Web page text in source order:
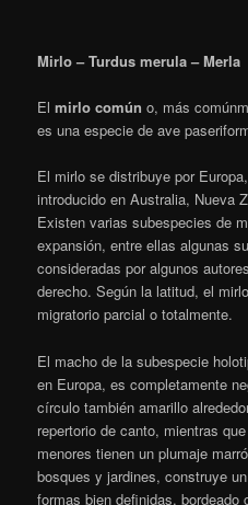
Mosquitero ibérico –
ibèric
Elmosquitero ibérico(
de ave paseriforme de la familia
península ibérica y África. Es un
inferiores y la cara amarillentas.
mosquitero común, pero de
es principalmente insectívora.
Adrada de Haza